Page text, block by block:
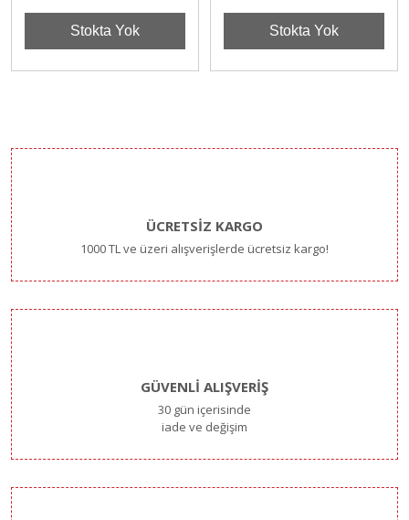
Stokta Yok Stokta Yok
ÜCRETSİZ KARGO
1000 TL ve üzeri alışverişlerde ücretsiz kargo!
GÜVENLİ ALIŞVERİŞ
30 gün içerisinde
iade ve değişim